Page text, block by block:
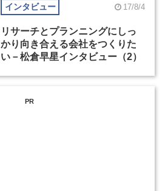
インタビュー 17/8/4
リサーチとプランニングにしっ
かり向き合える会社をつくりた
い－松倉早星インタビュー（2）
PR